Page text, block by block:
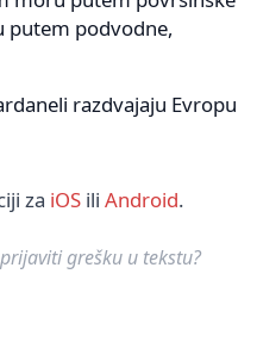
putem podvodne,
razdvajaju Evropu
za iOS ili Android.
grešku u tekstu?